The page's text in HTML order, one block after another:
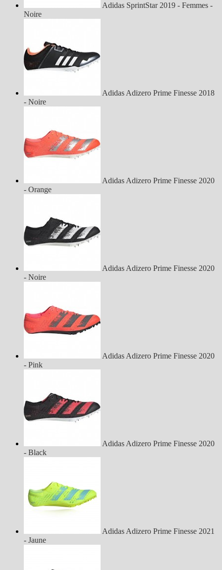
Adidas SprintStar 2019 - Femmes -
Noire
Adidas Adizero Prime Finesse 2018
- Noire
Adidas Adizero Prime Finesse 2020
- Orange
Adidas Adizero Prime Finesse 2020
- Noire
Adidas Adizero Prime Finesse 2020
- Pink
Adidas Adizero Prime Finesse 2020
- Black
Adidas Adizero Prime Finesse 2021
- Jaune